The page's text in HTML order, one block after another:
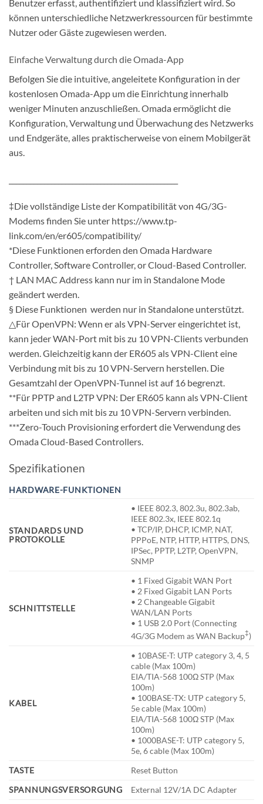
Benutzer erfasst, authentifiziert und klassifiziert wird. So
können unterschiedliche Netzwerkressourcen für bestimmte
Nutzer oder Gäste zugewiesen werden.
Einfache Verwaltung durch die Omada-App
Befolgen Sie die intuitive, angeleitete Konfiguration in der
kostenlosen Omada-App um die Einrichtung innerhalb
weniger Minuten anzuschließen. Omada ermöglicht die
Konfiguration, Verwaltung und Überwachung des Netzwerks
und Endgeräte, alles praktischerweise von einem Mobilgerät
aus.
‡Die vollständige Liste der Kompatibilität von 4G/3G-
Modems finden Sie unter https://www.tp-
link.com/en/er605/compatibility/
*Diese Funktionen erforden den Omada Hardware
Controller, Software Controller, or Cloud-Based Controller.
† LAN MAC Address kann nur im in Standalone Mode
geändert werden.
§ Diese Funktionen werden nur in Standalone unterstützt.
△Für OpenVPN: Wenn er als VPN-Server eingerichtet ist,
kann jeder WAN-Port mit bis zu 10 VPN-Clients verbunden
werden. Gleichzeitig kann der ER605 als VPN-Client eine
Verbindung mit bis zu 10 VPN-Servern herstellen. Die
Gesamtzahl der OpenVPN-Tunnel ist auf 16 begrenzt.
**Für PPTP and L2TP VPN: Der ER605 kann als VPN-Client
arbeiten und sich mit bis zu 10 VPN-Servern verbinden.
***Zero-Touch Provisioning erfordert die Verwendung des
Omada Cloud-Based Controllers.
Spezifikationen
HARDWARE-FUNKTIONEN
STANDARDS UND
PROTOKOLLE
• IEEE 802.3, 802.3u, 802.3ab,
IEEE 802.3x, IEEE 802.1q
• TCP/IP, DHCP, ICMP, NAT,
PPPoE, NTP, HTTP, HTTPS, DNS,
IPSec, PPTP, L2TP, OpenVPN,
SNMP
SCHNITTSTELLE
• 1 Fixed Gigabit WAN Port
• 2 Fixed Gigabit LAN Ports
• 2 Changeable Gigabit
WAN/LAN Ports
• 1 USB 2.0 Port (Connecting
4G/3G Modem as WAN Backup‡)
KABEL
• 10BASE-T: UTP category 3, 4, 5
cable (Max 100m)
EIA/TIA-568 100Ω STP (Max
100m)
• 100BASE-TX: UTP category 5,
5e cable (Max 100m)
EIA/TIA-568 100Ω STP (Max
100m)
• 1000BASE-T: UTP category 5,
5e, 6 cable (Max 100m)
TASTE
Reset Button
SPANNUNGSVERSORGUNG
External 12V/1A DC Adapter